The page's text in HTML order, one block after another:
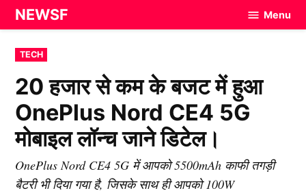
Skip
to
content
NEWSF Menu
POSTED
IN
TECH
20 हजार से कम के बजट में हुआ
OnePlus Nord CE4 5G
मोबाइल लॉन्च जाने डिटेल।
OnePlus Nord CE4 5G में आपको 5500mAh काफी तगड़ी
बैटरी भी दिया गया है, जिसके साथ ही आपको 100W